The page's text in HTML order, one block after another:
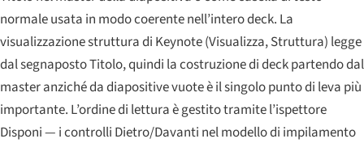
normale usata in modo coerente nell’intero deck. La
visualizzazione struttura di Keynote (Visualizza, Struttura) legge
dal segnaposto Titolo, quindi la costruzione di deck partendo dal
master anziché da diapositive vuote è il singolo punto di leva più
importante. L’ordine di lettura è gestito tramite l’ispettore
Disponi — i controlli Dietro/Davanti nel modello di impilamento